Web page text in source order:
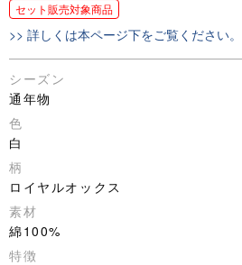
セット販売対象商品
>> 詳しくは本ページ下をご覧ください。
シーズン
通年物
色
白
柄
ロイヤルオックス
素材
綿100%
特徴